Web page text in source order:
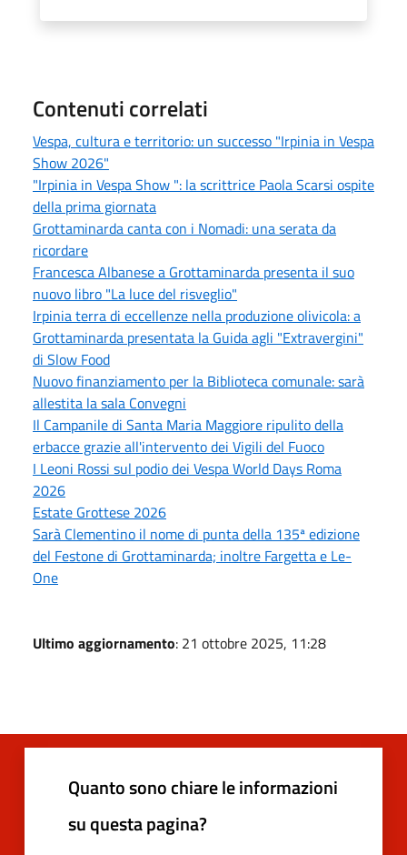
Contenuti correlati
Vespa, cultura e territorio: un successo "Irpinia in Vespa
Show 2026"
"Irpinia in Vespa Show ": la scrittrice Paola Scarsi ospite
della prima giornata
Grottaminarda canta con i Nomadi: una serata da
ricordare
Francesca Albanese a Grottaminarda presenta il suo
nuovo libro "La luce del risveglio"
Irpinia terra di eccellenze nella produzione olivicola: a
Grottaminarda presentata la Guida agli "Extravergini"
di Slow Food
Nuovo finanziamento per la Biblioteca comunale: sarà
allestita la sala Convegni
Il Campanile di Santa Maria Maggiore ripulito della
erbacce grazie all'intervento dei Vigili del Fuoco
I Leoni Rossi sul podio dei Vespa World Days Roma
2026
Estate Grottese 2026
Sarà Clementino il nome di punta della 135ª edizione
del Festone di Grottaminarda; inoltre Fargetta e Le-
One
Ultimo aggiornamento: 21 ottobre 2025, 11:28
Quanto sono chiare le informazioni
su questa pagina?